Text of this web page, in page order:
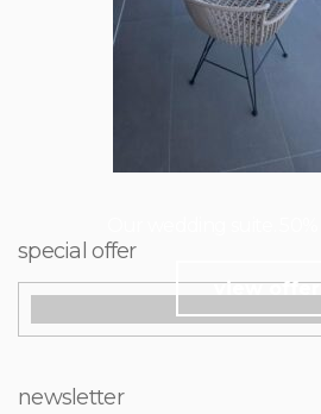
special offer
view offer
newsletter